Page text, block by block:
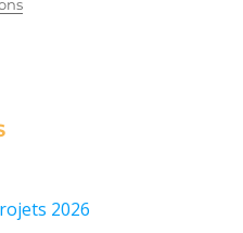
2026